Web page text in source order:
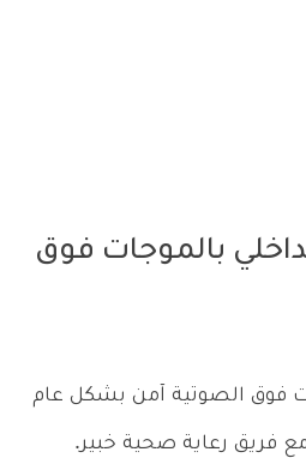
بالموجات فوق
فوق الصوتية آمن بشكل عام
مع فريق رعاية صحية خبير.